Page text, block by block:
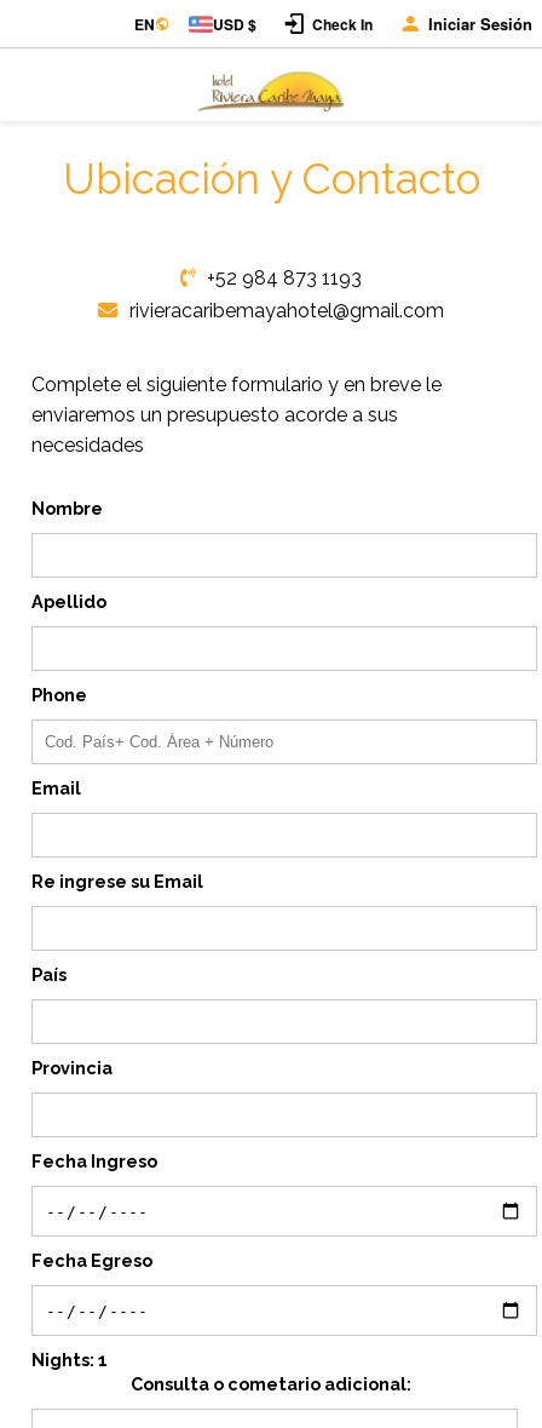
EN USD $ Check In Iniciar Sesión
Ubicación y Contacto
+52 984 873 1193
rivieracaribemayahotel@gmail.com
Complete el siguiente formulario y en breve le
enviaremos un presupuesto acorde a sus
necesidades
Nombre
Apellido
Phone
Email
Re ingrese su Email
País
Provincia
Fecha Ingreso
Fecha Egreso
Nights: 1
Consulta o cometario adicional: